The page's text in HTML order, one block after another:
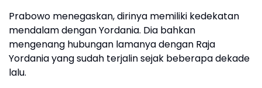
Prabowo menegaskan, dirinya memiliki kedekatan
mendalam dengan Yordania. Dia bahkan
mengenang hubungan lamanya dengan Raja
Yordania yang sudah terjalin sejak beberapa dekade
lalu.